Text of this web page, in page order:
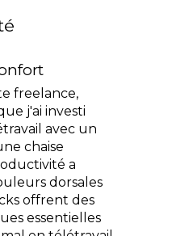
freelance,
j'ai investi
avec un
chaise
a
dorsales
offrent des
essentielles